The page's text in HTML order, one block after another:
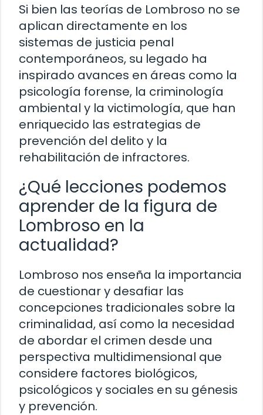
Si bien las teorías de Lombroso no se
aplican directamente en los
sistemas de justicia penal
contemporáneos, su legado ha
inspirado avances en áreas como la
psicología forense, la criminología
ambiental y la victimología, que han
enriquecido las estrategias de
prevención del delito y la
rehabilitación de infractores.
¿Qué lecciones podemos
aprender de la figura de
Lombroso en la
actualidad?
Lombroso nos enseña la importancia
de cuestionar y desafiar las
concepciones tradicionales sobre la
criminalidad, así como la necesidad
de abordar el crimen desde una
perspectiva multidimensional que
considere factores biológicos,
psicológicos y sociales en su génesis
y prevención.